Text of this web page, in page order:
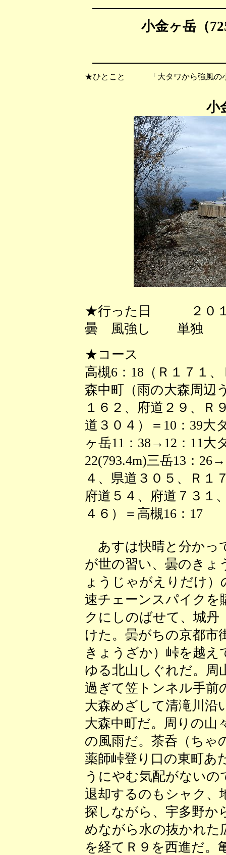
小金ヶ岳（
★ひとこと 「大タワから強風の小
小
★行った日 ２０１
曇 風強し 単独
★コース
高槻6：18（Ｒ１７１
森中町（雨の大森周辺
１６２、府道２９、Ｒ
道３０４）＝10：39大
ヶ岳11：38→12：11大
22(793.4m)三岳13：
４、県道３０５、Ｒ１
府道５４、府道７３１
４６）＝高槻16：17
あすは快晴と分かっ
が世の習い、曇のきょ
ょうじゃがえりだけ
速チェーンスパイクを
クにしのばせて、城丹
けた。曇がちの京都市
きょうざか）峠を越え
ゆる北山しぐれだ。周
過ぎて笠トンネル手前
大森めざして清滝川沿
大森中町だ。周りの山
の風雨だ。茶呑（ちゃ
薬師峠登り口の東町あ
うにやむ気配がないの
退却するのもシャク、
探しながら、宇多野か
めながら水の抜かれた
を経てＲ９を西進だ。